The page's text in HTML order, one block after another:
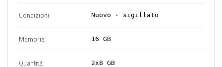
Condizioni Nuovo · sigillato
Memoria 16 GB
Quantità 2x8 GB